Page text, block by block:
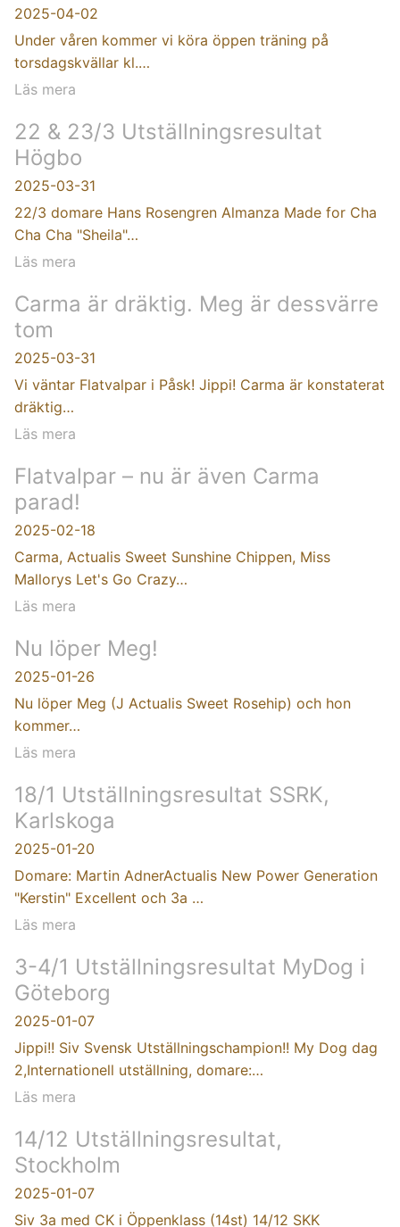
2025-04-02
Under våren kommer vi köra öppen träning på
torsdagskvällar kl.…
Läs mera
22 & 23/3 Utställningsresultat
Högbo
2025-03-31
22/3 domare Hans Rosengren Almanza Made for Cha
Cha Cha "Sheila"…
Läs mera
Carma är dräktig. Meg är dessvärre
tom
2025-03-31
Vi väntar Flatvalpar i Påsk! Jippi! Carma är konstaterat
dräktig…
Läs mera
Flatvalpar – nu är även Carma
parad!
2025-02-18
Carma, Actualis Sweet Sunshine Chippen, Miss
Mallorys Let's Go Crazy…
Läs mera
Nu löper Meg!
2025-01-26
Nu löper Meg (J Actualis Sweet Rosehip) och hon
kommer…
Läs mera
18/1 Utställningsresultat SSRK,
Karlskoga
2025-01-20
Domare: Martin AdnerActualis New Power Generation
"Kerstin" Excellent och 3a …
Läs mera
3-4/1 Utställningsresultat MyDog i
Göteborg
2025-01-07
Jippi!! Siv Svensk Utställningschampion!! My Dog dag
2,Internationell utställning, domare:…
Läs mera
14/12 Utställningsresultat,
Stockholm
2025-01-07
Siv 3a med CK i Öppenklass (14st) 14/12 SKK